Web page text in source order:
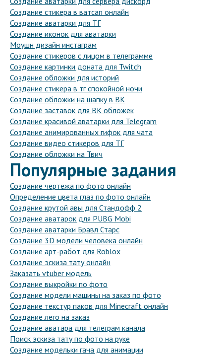
Создание стикера в ватсап онлайн
Создание аватарки для ТГ
Создание иконок для аватарки
Моушн дизайн инстаграм
Создание стикеров с лицом в телеграмме
Создание картинки доната для Twitch
Создание обложки для историй
Создание стикера в тг спокойной ночи
Создание обложки на шапку в ВК
Создание заставок для ВК обложек
Создание красивой аватарки для Telegram
Создание анимированных гифок для чата
Создание видео стикеров для ТГ
Создание обложки на Твич
Популярные задания
Создание чертежа по фото онлайн
Определение цвета глаз по фото онлайн
Создание крутой авы для Стандофф 2
Создание аватарок для PUBG Mobi
Создание аватарки Бравл Старс
Создание 3D модели человека онлайн
Создание арт-работ для Roblox
Создание эскиза тату онлайн
Заказать vtuber модель
Создание выкройки по фото
Создание модели машины на заказ по фото
Создание текстур паков для Minecraft онлайн
Создание лего на заказ
Создание аватара для телеграм канала
Поиск эскиза тату по фото на руке
Создание модельки гача для анимации